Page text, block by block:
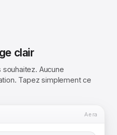
clair
Aucune
Tapez simplement ce
Aera